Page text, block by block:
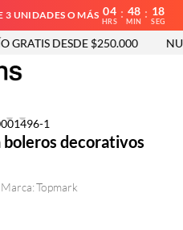
3 UNIDADES O MÁS 04
HRS
: 48
MIN
: 17
SEG
GRATIS DESDE $250.000
decorativos
Topmark